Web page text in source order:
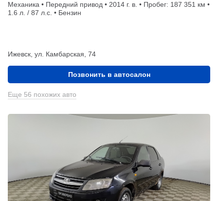
Механика • Передний привод • 2014 г. в. • Пробег: 187 351 км •
1.6 л. / 87 л.с. • Бензин
Ижевск, ул. Камбарская, 74
Позвонить в автосалон
Еще 56 похожих авто